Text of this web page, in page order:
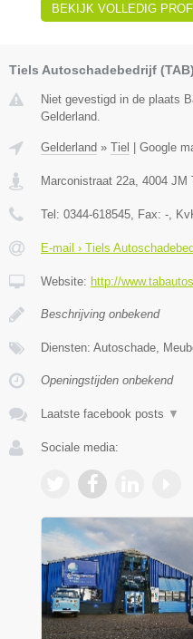
BEKIJK VOLLEDIG
Tiels Autoschadebedrijf (TAB)
Niet gevestigd in de plaats
Gelderland.
Gelderland » Tiel | Google
Marconistraat 22a 4004 JM
Tel: 0344-618545 , Fax: - ,
E-mail › Tiels
Website: http://
Beschrijving onbekend
Diensten: Autoschade,
Openingstijden onbekend
Laatste facebook posts ▼
Sociale media: